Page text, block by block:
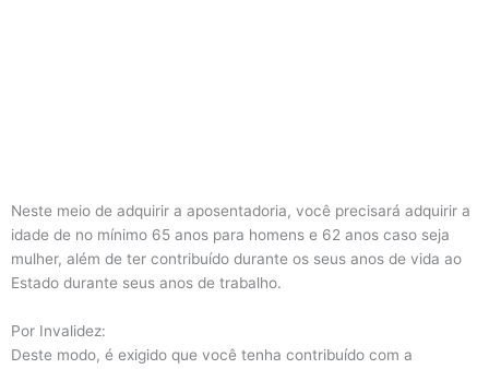
Neste meio de adquirir a aposentadoria, você precisará adquirir a
idade de no mínimo 65 anos para homens e 62 anos caso seja
mulher, além de ter contribuído durante os seus anos de vida ao
Estado durante seus anos de trabalho.
Por Invalidez:
Deste modo, é exigido que você tenha contribuído com a